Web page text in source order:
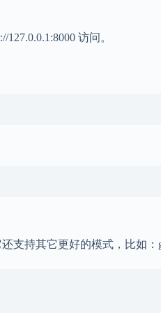
访问。
持其它更好的模式，比如：